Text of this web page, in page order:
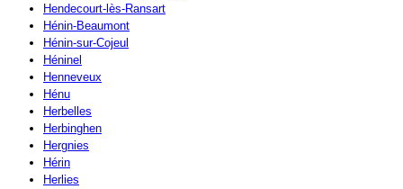
Hendecourt-lès-Ransart
Hénin-Beaumont
Hénin-sur-Cojeul
Héninel
Henneveux
Hénu
Herbelles
Herbinghen
Hergnies
Hérin
Herlies